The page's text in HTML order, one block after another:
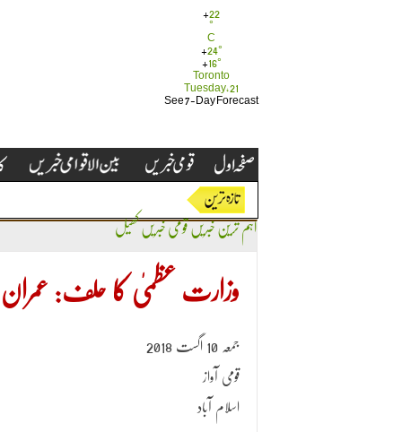
+22
°
C
+24°
+ 16°
Toronto
Tuesday, 21
See 7-Day Forecast
اہم ترین خبریں قومی خبریں کھیل
وزارت عظمیٰ کا حلف: عمران خان کی 3 سابق بھارتی
جمعہ 10 اگست 2018
قومی آواز
اسلام آباد